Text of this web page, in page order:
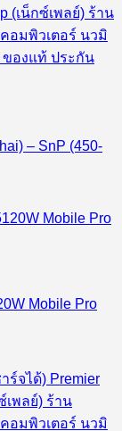
– SnP (450-
Mobile Pro